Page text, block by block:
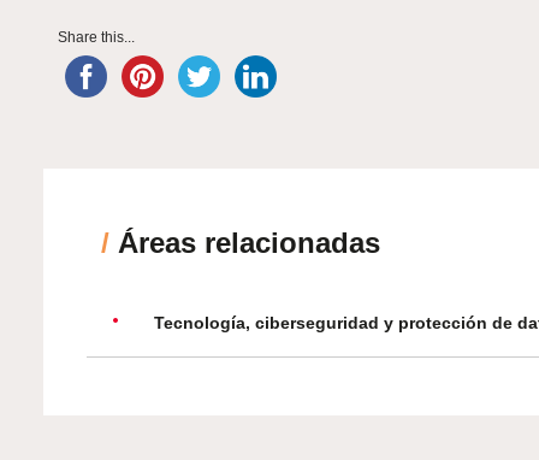
Share this...
/ Áreas relacionadas
Tecnología, ciberseguridad y protección de